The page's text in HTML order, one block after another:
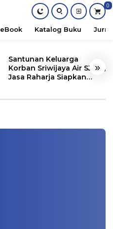
0
eBook Katalog Buku
»
Santunan Keluarga
Korban Sriwijaya Air SJ182,
Jasa Raharja Siapkan